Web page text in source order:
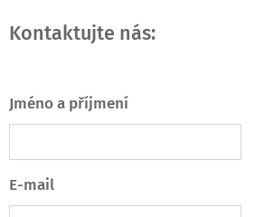
Kontaktujte nás:
Jméno a příjmení
E-mail